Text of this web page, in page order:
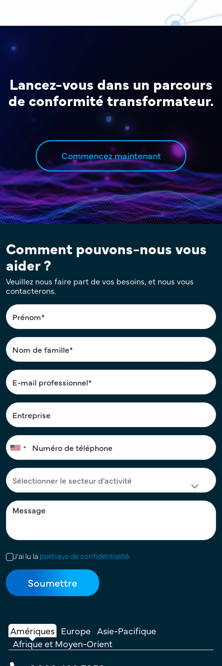
Lancez-vous dans un parcours
de conformité transformateur.
Commencez maintenant
Comment pouvons-nous vous
aider ?
Veuillez nous faire part de vos besoins, et nous vous
contacterons.
J'ai lu la politique de confidentialité.
Amériques Europe Asie-Pacifique
Afrique et Moyen-Orient